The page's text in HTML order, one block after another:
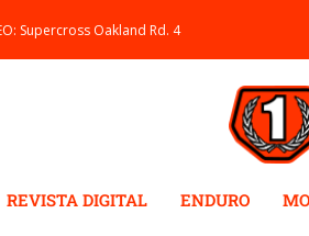
Supercross Oakland Rd. 4
REVISTA DIGITAL ENDURO